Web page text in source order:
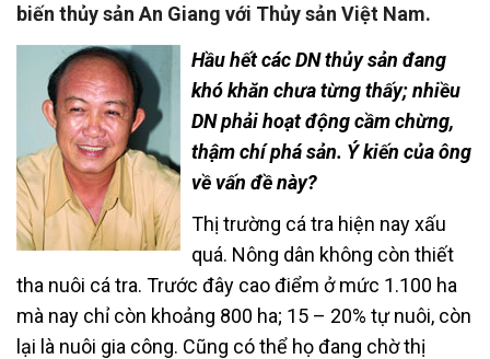
biến thủy sản An Giang với Thủy sản Việt Nam.
Hầu hết các DN thủy sản đang
khó khăn chưa từng thấy; nhiều
DN phải hoạt động cầm chừng,
thậm chí phá sản. Ý kiến của ông
về vấn đề này?
Thị trường cá tra hiện nay xấu
quá. Nông dân không còn thiết
tha nuôi cá tra. Trước đây cao điểm ở mức 1.100 ha
mà nay chỉ còn khoảng 800 ha; 15 – 20% tự nuôi, còn
lại là nuôi gia công. Cũng có thể họ đang chờ thị